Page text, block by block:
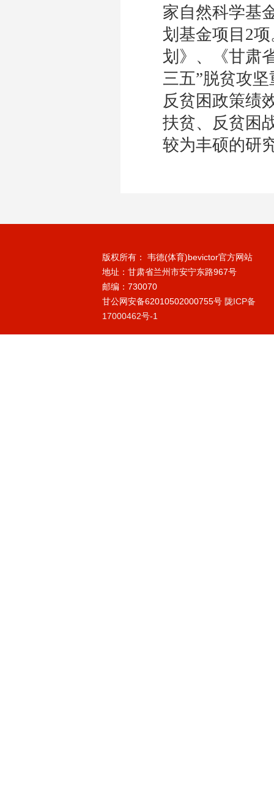
家自然科学基
划基金项目2
划》、《甘肃
三五”脱贫攻
反贫困政策绩
扶贫、反贫困
较为丰硕的研
版权所有： 韦德(体育)bevictor官方网站
地址：甘肃省兰州市安宁东路967号
邮编：730070
甘公网安备62010502000755号 陇ICP备
17000462号-1